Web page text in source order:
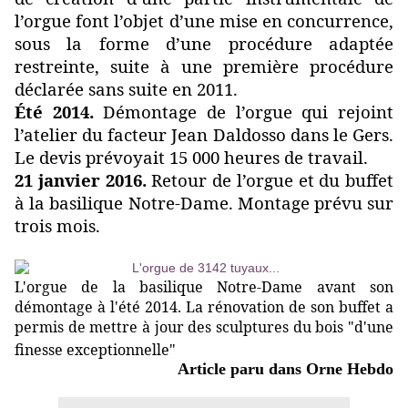
l’orgue font l’objet d’une mise en concurrence,
sous la forme d’une procédure adaptée
restreinte, suite à une première procédure
déclarée sans suite en 2011.
Été 2014.Démontage de l’orgue qui rejoint
l’atelier du facteur Jean Daldosso dans le Gers.
Le devis prévoyait 15 000 heures de travail.
21 janvier 2016.Retour de l’orgue et du buffet
à la basilique Notre-Dame. Montage prévu sur
trois mois.
L'orgue de la basilique Notre-Dame avant son
démontage à l'été 2014. La rénovation de son buffet a
permis de mettre à jour des sculptures du bois "d'une
finesse exceptionnelle"
Article paru dans Orne Hebdo